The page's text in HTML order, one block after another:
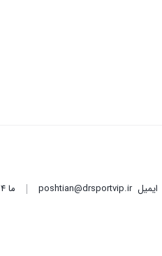
ایمیلposhtian@drsportvip.ir ما 24 ساعته 7 روز هفته پاسخگوی شما هستیم.